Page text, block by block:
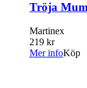
Tröja
Martinex
219 kr
Mer infoKöp